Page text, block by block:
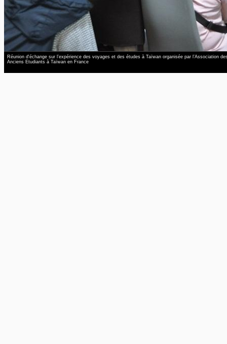
Réunion d'échange sur l’expérience des voyages et des études à Taïwan organisée par l’Association
Anciens Etudiants à Taïwan en France